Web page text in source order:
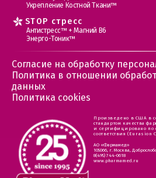
Укрепление Костной Ткани™
STOP стресс
Антистресс™ + Магний В6
Энерго-Тоник™
Согласие на обработку
Политика в отношении
данных
Политика cookies
Произведено в США в
стандартом качества
и сертифицировано по
соответствия (Eurasion
АО «Фармамед»
105066, г. Москва,
8(495) 744-0618
www.pharmamed.ru